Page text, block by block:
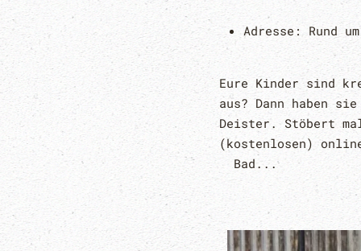
Adresse: Rund
Eure Kinder sind
aus? Dann haben
Deister. Stöbert
(kostenlosen)
Bad...